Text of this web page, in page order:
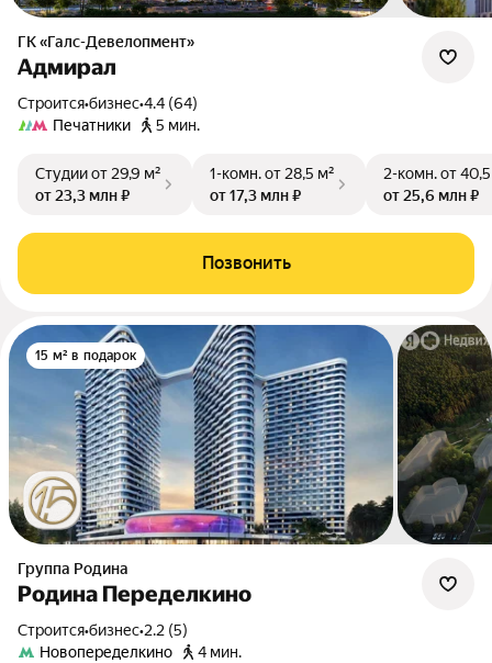
ГК «Галс-Девелопмент»
Адмирал
Строится•бизнес•4.4 (64)
Печатники
5 мин.
Студииот 29,9 м²
от 23,3 млн ₽
1-комн.от 28,5 м²
от 17,3 млн ₽
2-комн.от
от 25,6 млн ₽
Позвонить
15 м² в подарок
Группа Родина
Родина Переделкино
Строится•бизнес•2.2 (5)
Новопеределкино
4 мин.